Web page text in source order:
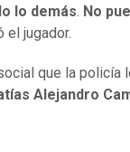
lo demás. No
el jugador.
que la policía
Alejandro